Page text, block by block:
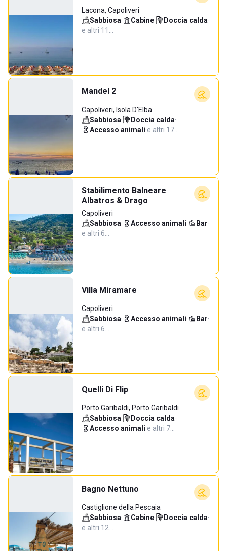
Lacona, Capoliveri
Sabbiosa· Cabine· Doccia calda·
e altri 11…
Mandel 2
Capoliveri, Isola D'Elba
Sabbiosa· Doccia calda·
Accesso animali·e altri 17…
Stabilimento Balneare
Albatros & Drago
Capoliveri
Sabbiosa· Accesso animali· Bar·
e altri 6…
Villa Miramare
Capoliveri
Sabbiosa· Accesso animali· Bar·
e altri 6…
Quelli Di Flip
Porto Garibaldi, Porto Garibaldi
Sabbiosa· Doccia calda·
Accesso animali·e altri 7…
Bagno Nettuno
Castiglione della Pescaia
Sabbiosa· Cabine· Doccia calda·
e altri 12…